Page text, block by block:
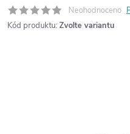
Neohodnoceno
Kód produktu: Zvolte variantu